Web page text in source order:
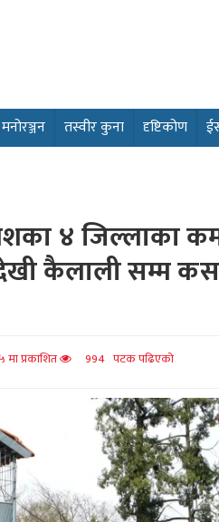
मनोरञ्जन तस्वीर कुना दृष्टिकोण
४ जिल्लाका
कैलाली सम्म
प्रकाशित 994 पटक पढिएको